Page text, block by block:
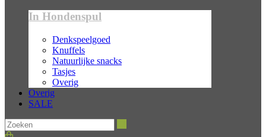
In Hondenspul
Denkspeelgoed
Knuffels
Natuurlijke snacks
Tasjes
Overig
Overig
SALE